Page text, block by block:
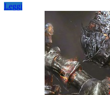
Leggi